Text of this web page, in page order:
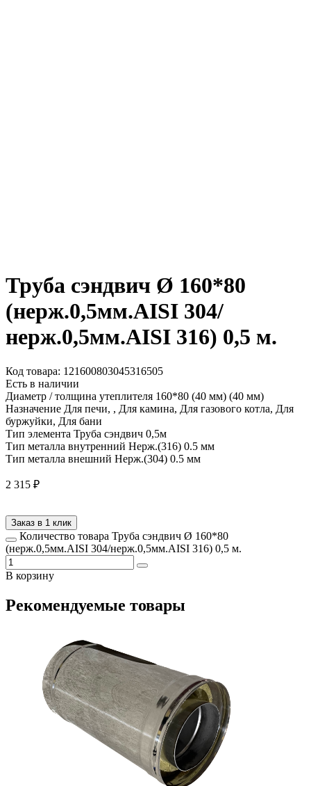
Труба сэндвич Ø 160*80
(нерж.0,5мм.AISI 304/
нерж.0,5мм.AISI 316) 0,5 м.
Код товара: 121600803045316505
Есть в наличии
Диаметр / толщина утеплителя 160*80 (40 мм) (40 мм)
Назначение Для печи, , Для камина, Для газового котла, Для
буржуйки, Для бани
Тип элемента Труба сэндвич 0,5м
Тип металла внутренний Нерж.(316) 0.5 мм
Тип металла внешний Нерж.(304) 0.5 мм
2 315 ₽
Заказ в 1 клик
Количество товара Труба сэндвич Ø 160*80
(нерж.0,5мм.AISI 304/нерж.0,5мм.AISI 316) 0,5 м.
В корзину
Рекомендуемые товары